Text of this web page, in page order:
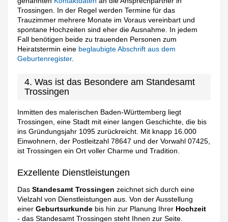
Trossingen. In der Regel werden Termine für das
Trauzimmer mehrere Monate im Voraus vereinbart und
spontane Hochzeiten sind eher die Ausnahme. In jedem
Fall benötigen beide zu trauenden Personen zum
Heiratstermin eine beglaubigte Abschrift aus dem
Geburtenregister.
4. Was ist das Besondere am Standesamt
Trossingen
Inmitten des malerischen Baden-Württemberg liegt
Trossingen, eine Stadt mit einer langen Geschichte, die bis
ins Gründungsjahr 1095 zurückreicht. Mit knapp 16.000
Einwohnern, der Postleitzahl 78647 und der Vorwahl 07425,
ist Trossingen ein Ort voller Charme und Tradition.
Exzellente Dienstleistungen
DasStandesamt Trossingen zeichnet sich durch eine
Vielzahl von Dienstleistungen aus. Von der Ausstellung
einerGeburtsurkunde bis hin zur Planung Ihrer Hochzeit
- das Standesamt Trossingen steht Ihnen zur Seite.